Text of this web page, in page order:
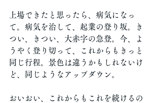
上場できたと思ったら、病気になっ
て。病気を治して、起業の登り坂。き
つい、きつい、大赤字の急登。今、よ
うやく登り切って、これからもきっと
同じ行程。景色は違うかもしれないけ
ど、同じようなアップダウン。
おいおい、これからもこれを続けるの